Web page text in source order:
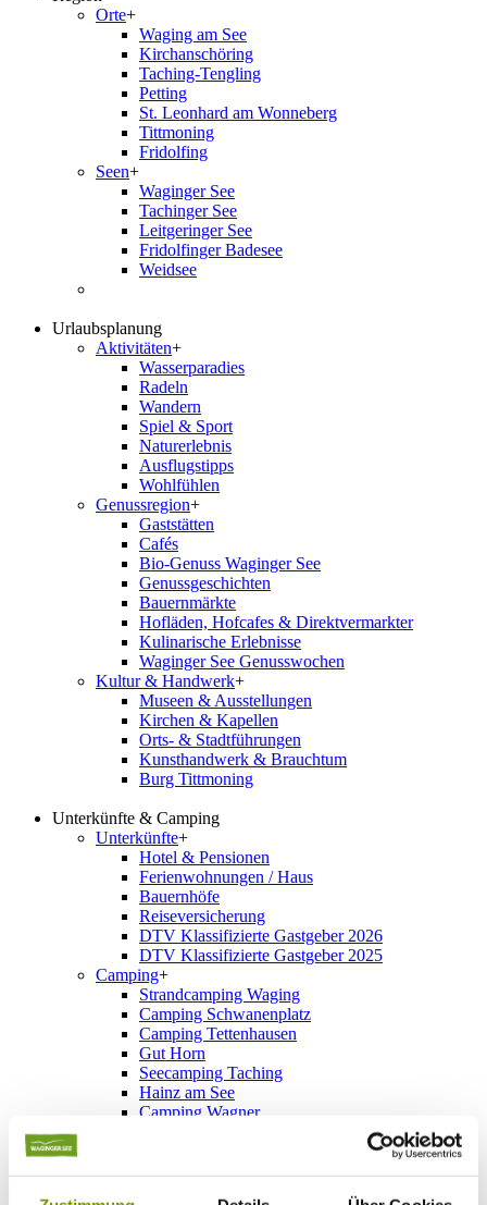
Orte+
Waging am See
Kirchanschöring
Taching-Tengling
Petting
St. Leonhard am Wonneberg
Tittmoning
Fridolfing
Seen+
Waginger See
Tachinger See
Leitgeringer See
Fridolfinger Badesee
Weidsee
Urlaubsplanung
Aktivitäten+
Wasserparadies
Radeln
Wandern
Spiel & Sport
Naturerlebnis
Ausflugstipps
Wohlfühlen
Genussregion+
Gaststätten
Cafés
Bio-Genuss Waginger See
Genussgeschichten
Bauernmärkte
Hofläden, Hofcafes & Direktvermarkter
Kulinarische Erlebnisse
Waginger See Genusswochen
Kultur & Handwerk+
Museen & Ausstellungen
Kirchen & Kapellen
Orts- & Stadtführungen
Kunsthandwerk & Brauchtum
Burg Tittmoning
Unterkünfte & Camping
Unterkünfte+
Hotel & Pensionen
Ferienwohnungen / Haus
Bauernhöfe
Reiseversicherung
DTV Klassifizierte Gastgeber 2026
DTV Klassifizierte Gastgeber 2025
Camping+
Strandcamping Waging
Camping Schwanenplatz
Camping Tettenhausen
Gut Horn
Seecamping Taching
Hainz am See
Camping Wagner